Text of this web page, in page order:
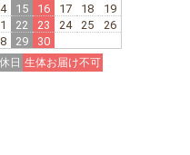
15 16 17 18
19
22 23 24 25
26
29 30
日 生体お届け不可